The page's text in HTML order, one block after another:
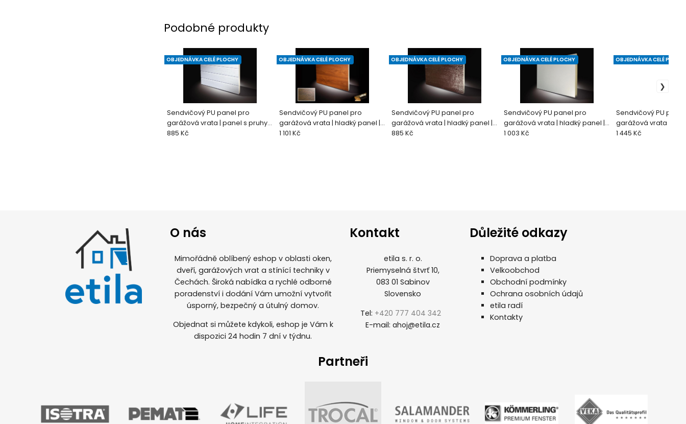
Podobné produkty
Sendvičový PU panel pro
garážová vrata | panel s pruhy |
bílá WoodGrain (RAL 9016)
OBJEDNÁVKA CELÉ PLOCHY
885 Kč
Sendvičový PU panel pro
garážová vrata | hladký panel |
ořech
OBJEDNÁVKA CELÉ PLOCHY
1 101 Kč
Sendvičový PU panel pro
garážová vrata | hladký panel |
hnědá WoodGrain (RAL 8014)
OBJEDNÁVKA CELÉ PLOCHY
885 Kč
Sendvičový PU panel pro
garážová vrata | hladký panel |
stříbrná (RAL 9006)
OBJEDNÁVKA CELÉ PLOCHY
1 003 Kč
Sendvičový PU
garážová vrata |
mahagon
OBJEDNÁVKA CELÉ
1 445 Kč
O nás
Mimořádně oblíbený eshop v oblasti oken,
dveří, garážových vrat a stínící techniky v
Čechách. Široká nabídka a rychlé odborné
poradenství i dodání Vám umožní vytvořit
úsporný, bezpečný a útulný domov.
Objednat si můžete kdykoli, eshop je Vám k
dispozici 24 hodin 7 dní v týdnu.
Kontakt
etila s. r. o.
Priemyselná štvrť 10,
083 01 Sabinov
Slovensko
Tel: +420 777 404 342
E-mail:ahoj@etila.cz
Důležité odkazy
Doprava a platba
Velkoobchod
Obchodní podmínky
Ochrana osobních údajů
etila radí
Kontakty
Partneři